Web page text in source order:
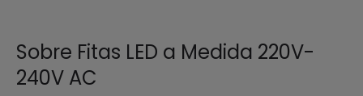
Sobre Fitas LED a Medida 220V-
240V AC